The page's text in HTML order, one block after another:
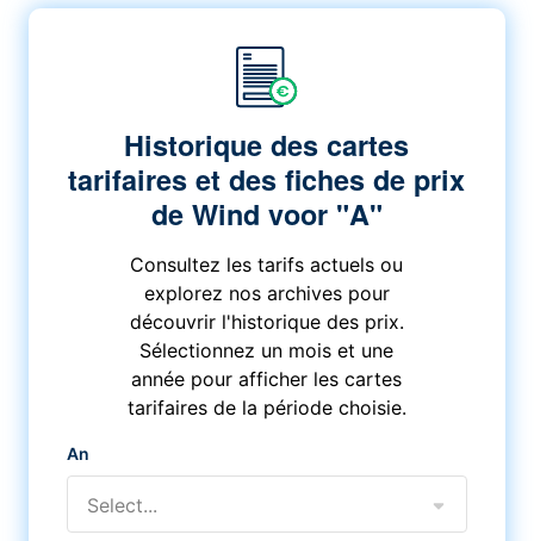
Historique des cartes
tarifaires et des fiches de prix
de Wind voor "A"
Consultez les tarifs actuels ou
explorez nos archives pour
découvrir l'historique des prix.
Sélectionnez un mois et une
année pour afficher les cartes
tarifaires de la période choisie.
An
Select...